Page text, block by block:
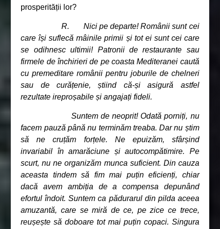
prosperității lor?
R. Nici pe departe! Românii sunt cei
care își suflecă mâinile primii și tot ei sunt cei care
se odihnesc ultimii! Patronii de restaurante sau
firmele de închirieri de pe coasta Mediteranei caută
cu premeditare românii pentru joburile de chelneri
sau de curățenie, știind că-și asigură astfel
rezultate ireproșabile și angajați fideli.
Suntem de neoprit! Odată porniți, nu
facem pauză până nu terminăm treaba. Dar nu știm
să ne cruțăm forțele. Ne epuizăm, sfârșind
invariabil în amarăciune și autocompătimire. Pe
scurt, nu ne organizăm munca suficient. Din cauza
aceasta tindem să fim mai puțin eficienți, chiar
dacă avem ambiția de a compensa depunând
efortul îndoit. Suntem ca pădurarul din pilda aceea
amuzantă, care se miră de ce, pe zice ce trece,
reușește să doboare tot mai puțin copaci. Singura